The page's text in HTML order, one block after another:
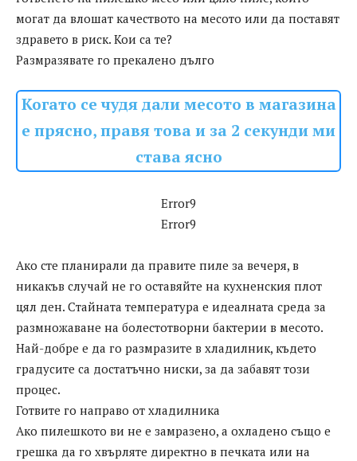
могат да влошат качеството на месото или да поставят
здравето в риск. Кои са те?
Размразявате го прекалено дълго
Когато се чудя дали месото в магазина
е прясно, правя това и за 2 секунди ми
става ясно
Error9
Error9
Ако сте планирали да правите пиле за вечеря, в
никакъв случай не го оставяйте на кухненския плот
цял ден. Стайната температура е идеалната среда за
размножаване на болестотворни бактерии в месото.
Най-добре е да го размразите в хладилник, където
градусите са достатъчно ниски, за да забавят този
процес.
Готвите го направо от хладилника
Ако пилешкото ви не е замразено, а охладено също е
грешка да го хвърляте директно в печката или на